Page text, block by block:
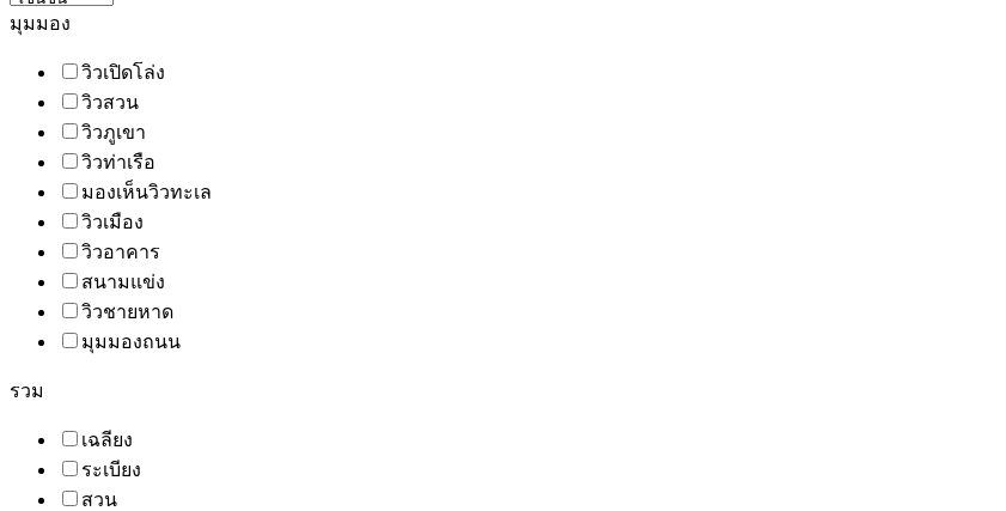
มุมมอง
วิวเปิดโล่ง
วิวสวน
วิวภูเขา
วิวท่าเรือ
มองเห็นวิวทะเล
วิวเมือง
วิวอาคาร
สนามแข่ง
วิวชายหาด
มุมมองถนน
รวม
เฉลียง
ระเบียง
สวน